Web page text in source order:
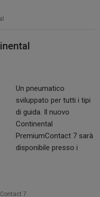
che pone al centro il
massima sicurezza su
strada, grazie
all’impiego di un mix
perfetto di materie…
Un pneumatico
sviluppato per tutti i tipi
di guida. Il nuovo
Continental
PremiumContact 7 sarà
disponibile presso i
upgrade del design,
7